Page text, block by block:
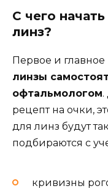
С чего
линз?
Первое и главное
линзы
офтальмологом.
рецепт на очки,
для линз будут
подбираются с
кривизны